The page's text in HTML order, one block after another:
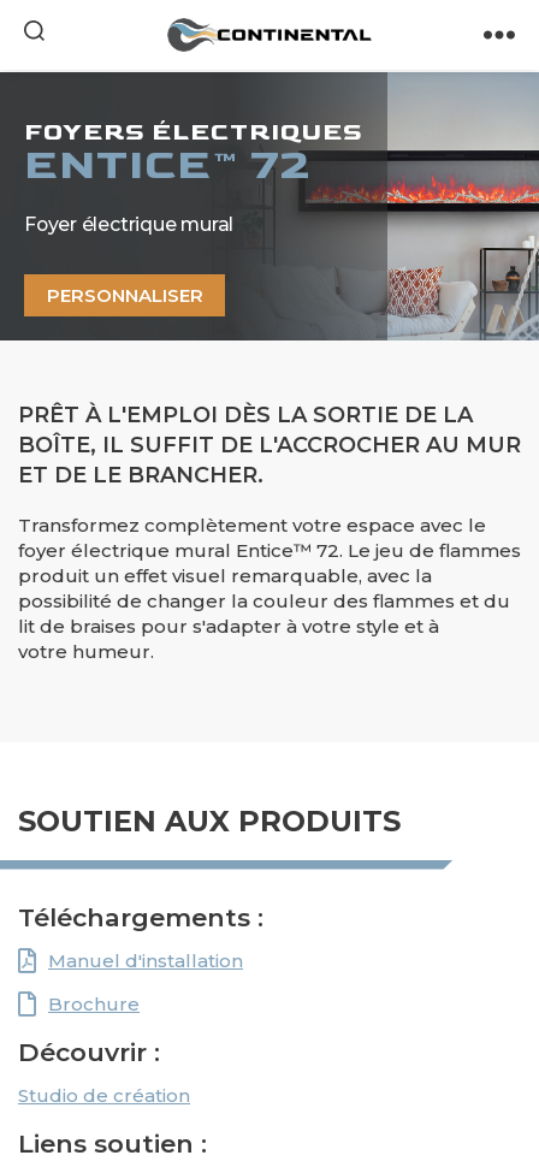
FOYERS ÉLECTRIQUES
ENTICE™ 72
Foyer électrique mural
PERSONNALISER
PRÊT À L'EMPLOI DÈS LA SORTIE DE LA
BOÎTE, IL SUFFIT DE L'ACCROCHER AU MUR
ET DE LE BRANCHER.
Transformez complètement votre espace avec le
foyer électrique mural Entice™ 72. Le jeu de flammes
produit un effet visuel remarquable, avec la
possibilité de changer la couleur des flammes et du
lit de braises pour s'adapter à votre style et à
votre humeur.
SOUTIEN AUX PRODUITS
Téléchargements :
Manuel d'installation
Brochure
Découvrir :
Studio de création
Liens soutien :